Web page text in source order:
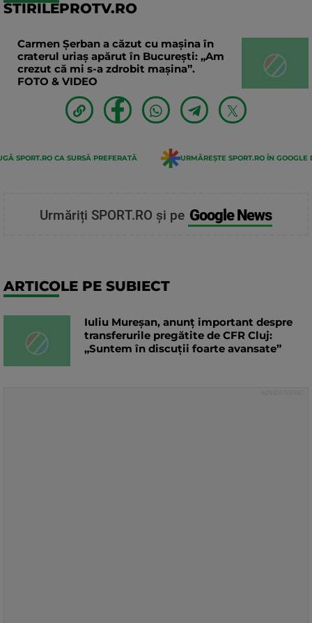
STIRILEPROTV.RO
Carmen Șerban a căzut cu mașina în
craterul uriaș apărut în București: „Am
crezut că mi s-a zdrobit mașina”.
FOTO & VIDEO
SPORT.RO CA SURSĂ PREFERATĂ URMĂREȘTE SPORT.RO ÎN GOOGLE
Urmăriți SPORT.RO și pe Google News
ARTICOLE PE SUBIECT
Iuliu Mureșan, anunț important despre
transferurile pregătite de CFR Cluj:
„Suntem în discuții foarte avansate”